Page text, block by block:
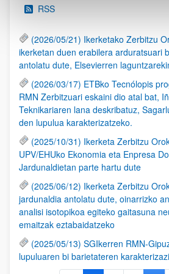
RSS
(2026/05/21) Ikerketako Zerbitzu
ikerketan duen erabilera arduratsuari
antolatu dute, Elsevierren
(2026/03/17) ETBko Tecnólopis
RMN Zerbitzuari eskaini dio atal bat,
Teknikariaren lana deskribatuz,
den lupulua karakterizatzeko.
(2025/10/31) Ikerketa Zerbitzu
UPV/EHUko Ekonomia eta Enpresa
Jardunaldietan parte hartu dute
(2025/06/12) Ikerketa Zerbitzu
jardunaldia antolatu dute, oinarrizko
analisi isotopikoa egiteko gaitasuna
emaitzak eztabaidatzeko
(2025/05/13) SGIkerren RMN-
lupuluaren bi barietateren